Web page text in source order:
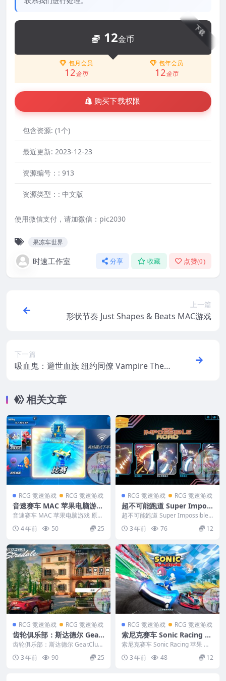
下载
12金币
包月会员
12金币
包年会员
12金币
购买下载权限
包含资源: (1个)
最近更新: 2023-12-23
资源编号：: 913
资源类型：: 中文版
使用微信支付，请加微信：pic2030
果冻车世界
时速工作室 分享 收藏 点赞(0)
上一篇
形状节奏 Just Shapes & Beats MAC游戏
下一篇
吸血鬼：避世血族 纽约同僚 Vampire The
相关文章
RCG 竞速游戏 RCG 竞速游戏
音速赛车 MAC 苹果电脑游戏
原生版 支援10.15 11 12 13
适用于APPLE CPU
音速赛车 MAC 苹果电脑游戏 原生
版 支援10.15 11 12 13 适用于...
4 年前 50 25
RCG 竞速游戏 RCG 竞速游戏
超不可能跑道 Super Impos
sible Road MAC游戏
超不可能跑道 Super Impossible R
3 年前 76 12
RCG 竞速游戏 RCG 竞速游戏
齿轮俱乐部：斯达德尔 Gear.
Club-Stradale MAC 苹果电
脑游戏 原生中文版 支持10.1
5 11 12 13
齿轮俱乐部：斯达德尔 Gear.Club-
Stradale MAC 苹果电脑游戏...
3 年前 90 25
RCG 竞速游戏 RCG 竞速游戏
索尼克赛车 Sonic Racing 苹
果 MAC电脑游戏 原生中文版
索尼克赛车 Sonic Racing 苹果 MA
C电脑游戏 原生中文版 &nbs...
3 年前 48 12